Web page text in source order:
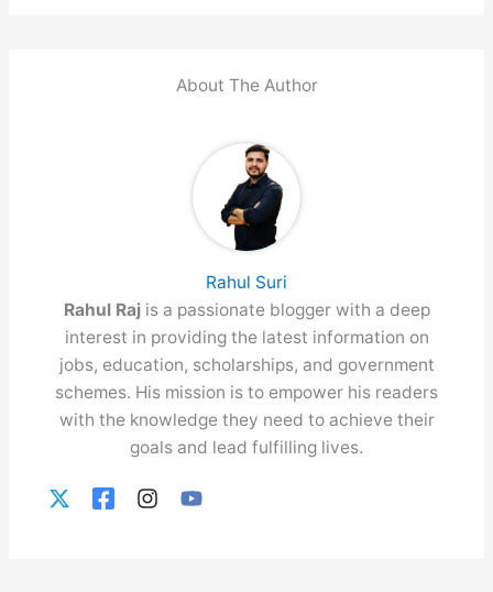
About The Author
Rahul Suri
Rahul Raj is a passionate blogger with a deep
interest in providing the latest information on
jobs, education, scholarships, and government
schemes. His mission is to empower his readers
with the knowledge they need to achieve their
goals and lead fulfilling lives.